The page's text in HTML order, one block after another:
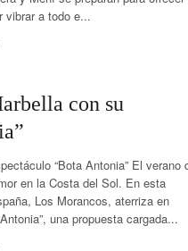
vibrar a todo e...
con su
“Bota Antonia” El verano
en la Costa del Sol. En esta
Los Morancos, aterriza en
una propuesta cargada...